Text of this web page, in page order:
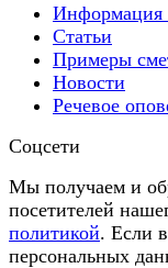
Информация
Статьи
Примеры
Новости
Речевое
Соцсети
Мы получаем и
посетителей
политикой. Если
персональных